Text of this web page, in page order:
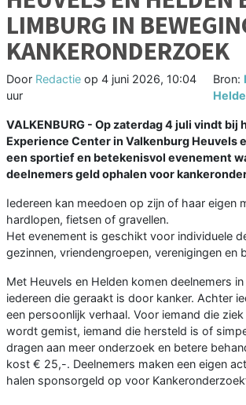
LIMBURG IN
KANKERONDERZOEK
Door Redactie op 4 juni 2026, 10:04
uur
Bron:
VALKENBURG - Op zaterdag 4 juli vindt bij
Experience Center in Valkenburg Heuvels
een sportief en betekenisvol evenement
deelnemers geld ophalen voor
Iedereen kan meedoen op zijn of haar eigen
hardlopen, fietsen of gravellen.
Het evenement is geschikt voor individuele
gezinnen, vriendengroepen, verenigingen en
Met Heuvels en Helden komen deelnemers
iedereen die geraakt is door kanker. Achter
een persoonlijk verhaal. Voor iemand die
wordt gemist, iemand die hersteld is of
dragen aan meer onderzoek en betere
kost € 25,-. Deelnemers maken een eigen
halen sponsorgeld op voor